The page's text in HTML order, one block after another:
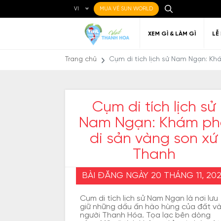
VI MUA VÉ SUN WORLD
XEM GÌ & LÀM GÌ LỄ
Điểm đến yêu thích Nghệ thuật
Ẩm thực Địa phương Địa điểm ăn uống
Về Thanh Hóa Đi đến Thanh Hóa
Di
Trang chủ Cụm di tích lịch sử Nam Ngạn:
Cụm di tích lịch sử
Nam Ngạn: Khám
di sản vàng son xứ
Thanh
BÀI ĐĂNG NGÀY 20 THÁNG 11,
Cụm di tích lịch sử Nam Ngạn là nơi lưu
giữ những dấu ấn hào hùng của đất và
người Thanh Hóa. Tọa lạc bên dòng